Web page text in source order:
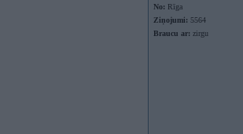
No: Rīga
Ziņojumi: 5564
Braucu ar: zirgu